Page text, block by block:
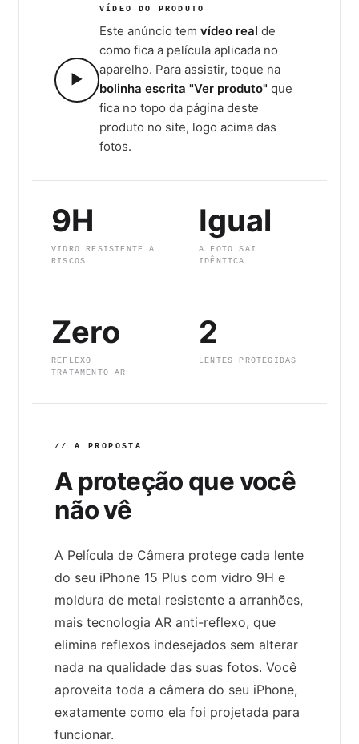
▶
VÍDEO DO PRODUTO
Este anúncio tem vídeo real de
como fica a película aplicada no
aparelho. Para assistir, toque na
bolinha escrita "Ver produto" que
fica no topo da página deste
produto no site, logo acima das
fotos.
9H
VIDRO RESISTENTE A
RISCOS
Igual
A FOTO SAI
IDÊNTICA
Zero
REFLEXO ·
TRATAMENTO AR
2
LENTES PROTEGIDAS
// A PROPOSTA
A proteção que você
não vê
A Película de Câmera protege cada lente
do seu iPhone 15 Plus com vidro 9H e
moldura de metal resistente a arranhões,
mais tecnologia AR anti-reflexo, que
elimina reflexos indesejados sem alterar
nada na qualidade das suas fotos. Você
aproveita toda a câmera do seu iPhone,
exatamente como ela foi projetada para
funcionar.